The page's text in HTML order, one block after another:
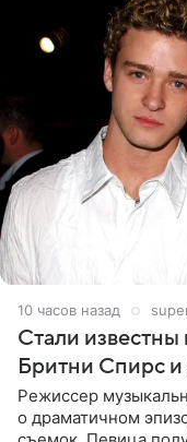
10 часов назад
Стали известны
Бритни Спирс
Режиссер
о драматичном